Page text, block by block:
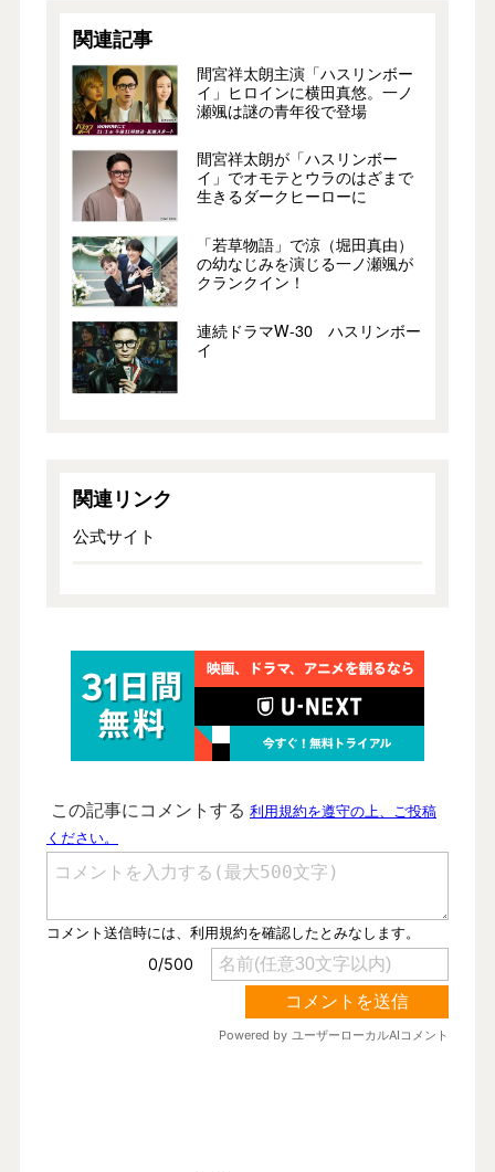
関連記事
間宮祥太朗主演「ハスリンボー
イ」ヒロインに横田真悠。一ノ
瀬颯は謎の青年役で登場
間宮祥太朗が「ハスリンボー
イ」でオモテとウラのはざまで
生きるダークヒーローに
「若草物語」で涼（堀田真由）
の幼なじみを演じる一ノ瀬颯が
クランクイン！
連続ドラマW-30 ハスリンボー
イ
関連リンク
公式サイト